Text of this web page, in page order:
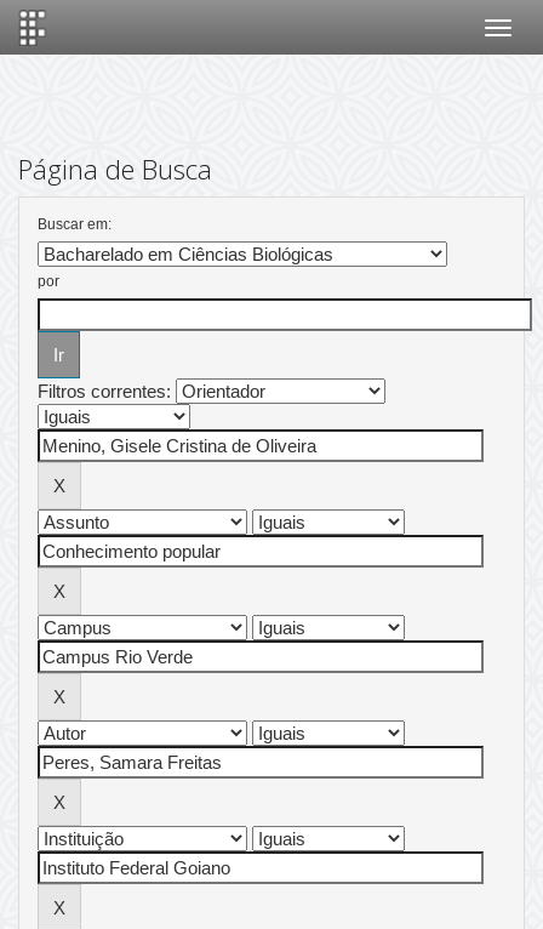
Página de Busca
Buscar em:
por
Filtros correntes: